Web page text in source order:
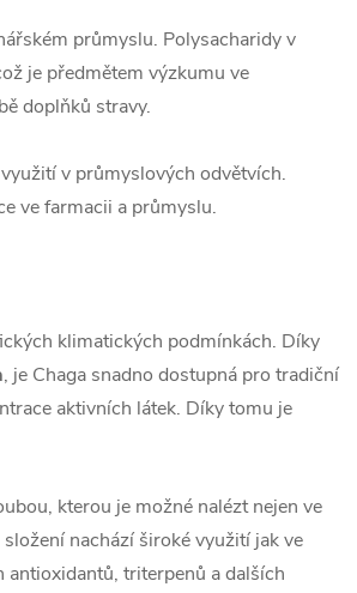
průmyslu. Polysacharidy v
je předmětem výzkumu ve
doplňků stravy.
v průmyslových odvětvích.
ve farmacii a průmyslu.
klimatických podmínkách. Díky
, je Chaga snadno dostupná pro tradiční
aktivních látek. Díky tomu je
kterou je možné nalézt nejen ve
nachází široké využití jak ve
antioxidantů, triterpenů a dalších